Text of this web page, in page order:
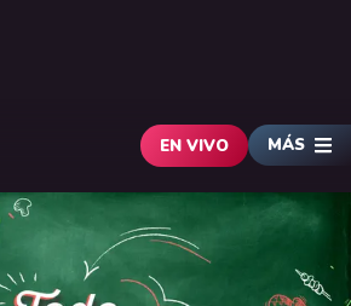
EN VIVO MÁS